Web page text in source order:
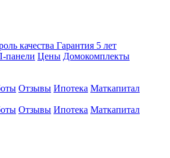
качества Гарантия 5 лет
Цены Домокомплекты
Отзывы Ипотека Маткапитал
Отзывы Ипотека Маткапитал